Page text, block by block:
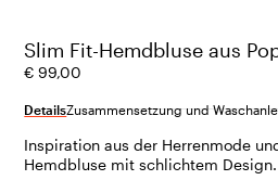
Slim Fit-Hemdbluse aus
€ 99,00
DetailsZusammensetzung und
Inspiration aus der Herrenmode
Hemdbluse mit schlichtem